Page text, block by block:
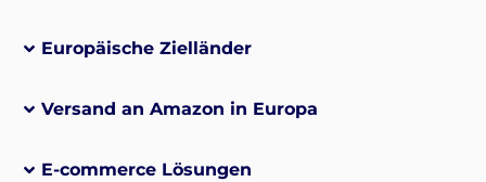
Europäische Zielländer
Versand an Amazon in Europa
E-commerce Lösungen